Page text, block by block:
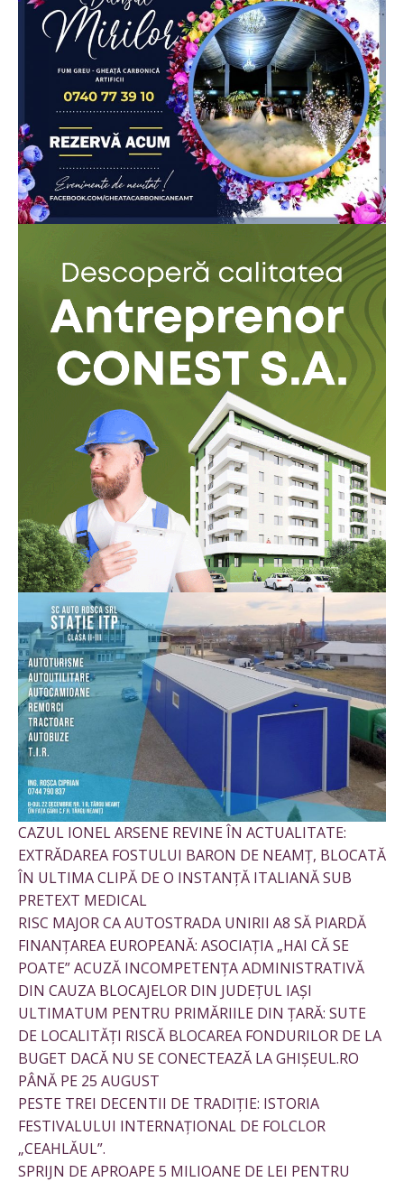
CAZUL IONEL ARSENE REVINE ÎN ACTUALITATE:
EXTRĂDAREA FOSTULUI BARON DE NEAMȚ, BLOCATĂ
ÎN ULTIMA CLIPĂ DE O INSTANȚĂ ITALIANĂ SUB
PRETEXT MEDICAL
RISC MAJOR CA AUTOSTRADA UNIRII A8 SĂ PIARDĂ
FINANȚAREA EUROPEANĂ: ASOCIAȚIA „HAI CĂ SE
POATE” ACUZĂ INCOMPETENȚA ADMINISTRATIVĂ
DIN CAUZA BLOCAJELOR DIN JUDEȚUL IAȘI
ULTIMATUM PENTRU PRIMĂRIILE DIN ȚARĂ: SUTE
DE LOCALITĂȚI RISCĂ BLOCAREA FONDURILOR DE LA
BUGET DACĂ NU SE CONECTEAZĂ LA GHIȘEUL.RO
PÂNĂ PE 25 AUGUST
PESTE TREI DECENTII DE TRADIȚIE: ISTORIA
FESTIVALULUI INTERNAȚIONAL DE FOLCLOR
„CEAHLĂUL”.
SPRIJN DE APROAPE 5 MILIOANE DE LEI PENTRU